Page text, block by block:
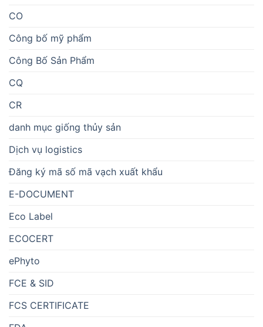
CO
Công bố mỹ phẩm
Công Bố Sản Phẩm
CQ
CR
danh mục giống thủy sản
Dịch vụ logistics
Đăng ký mã số mã vạch xuất khẩu
E-DOCUMENT
Eco Label
ECOCERT
ePhyto
FCE & SID
FCS CERTIFICATE